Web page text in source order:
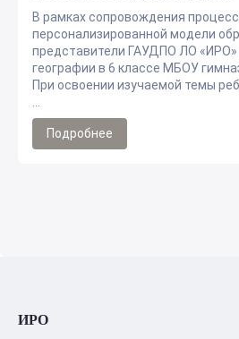
В рамках сопровождения
персонализированной модели
представители ГАУДПО ЛО «ИРО»
географии в 6 классе МБОУ
При освоении изучаемой темы
Подробнее
ИРО